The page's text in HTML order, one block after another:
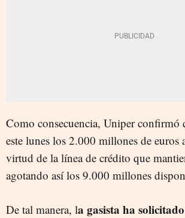
Como consecuencia, Uniper confirmó
este lunes los 2.000 millones de euros
virtud de la línea de crédito que
agotando así los 9.000 millones
De tal manera, la gasista ha